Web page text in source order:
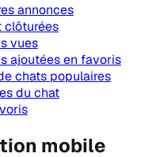
annonces
clôturées
vues
ajoutées en favoris
chats populaires
du chat
mobile